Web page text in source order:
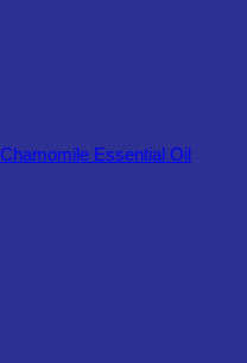
Essential Oil